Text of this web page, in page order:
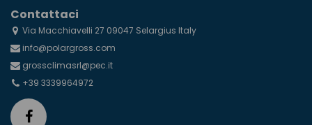
Contattaci
Via Macchiavelli 27 09047 Selargius Italy
info@polargross.com
grossclimasrl@pec.it
+39 3339964972